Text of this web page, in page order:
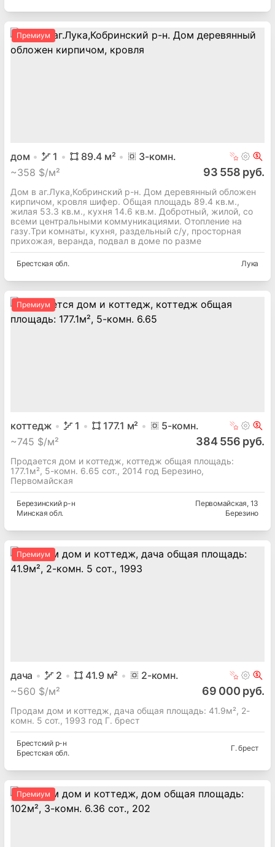
Премиум
дом 1 89.4 м² 3-комн.
~358 $/м² 93 558 руб.
Дом в аг.Лука,Кобринский р-н. Дом деревянный обложен
кирпичом, кровля шифер. Общая площадь 89.4 кв.м.,
жилая 53.3 кв.м., кухня 14.6 кв.м. Добротный, жилой, со
всеми центральными коммуникациями. Отопление на
газу.Три комнаты, кухня, раздельный с/у, просторная
прихожая, веранда, подвал в доме по разме
Брестская обл. Лука
Премиум
коттедж 1 177.1 м² 5-комн.
~745 $/м² 384 556 руб.
Продается дом и коттедж, коттедж общая площадь:
177.1м², 5-комн. 6.65 сот., 2014 год Березино,
Первомайская
Березинскийр-н
Минская обл.
Первомайская, 13
Березино
Премиум
дача 2 41.9м² 2-комн.
~560 $/м² 69 000 руб.
Продам дом и коттедж, дача общая площадь: 41.9м², 2-
комн. 5 сот., 1993 год Г. брест
Брестский р-н
Брестская обл.
Г. брест
Премиум